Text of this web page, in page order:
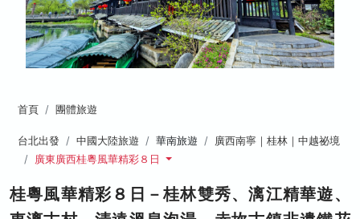
首頁 團體旅遊
台北出發 中國大陸旅遊 華南旅遊
廣西南寧｜桂林｜中越祕境
廣東廣西桂粵風華精彩８日
桂粵風華精彩８日－桂林雙秀、漓江精華遊、